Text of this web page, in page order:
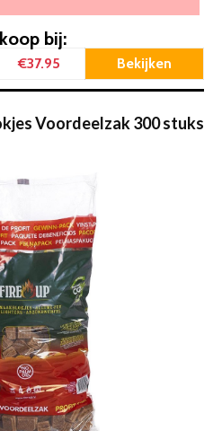
bij:
€37.95 Bekijken
Voordeelzak 300 stuks